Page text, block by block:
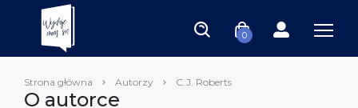
0
Strona główna Autorzy C.J. Roberts
O autorce